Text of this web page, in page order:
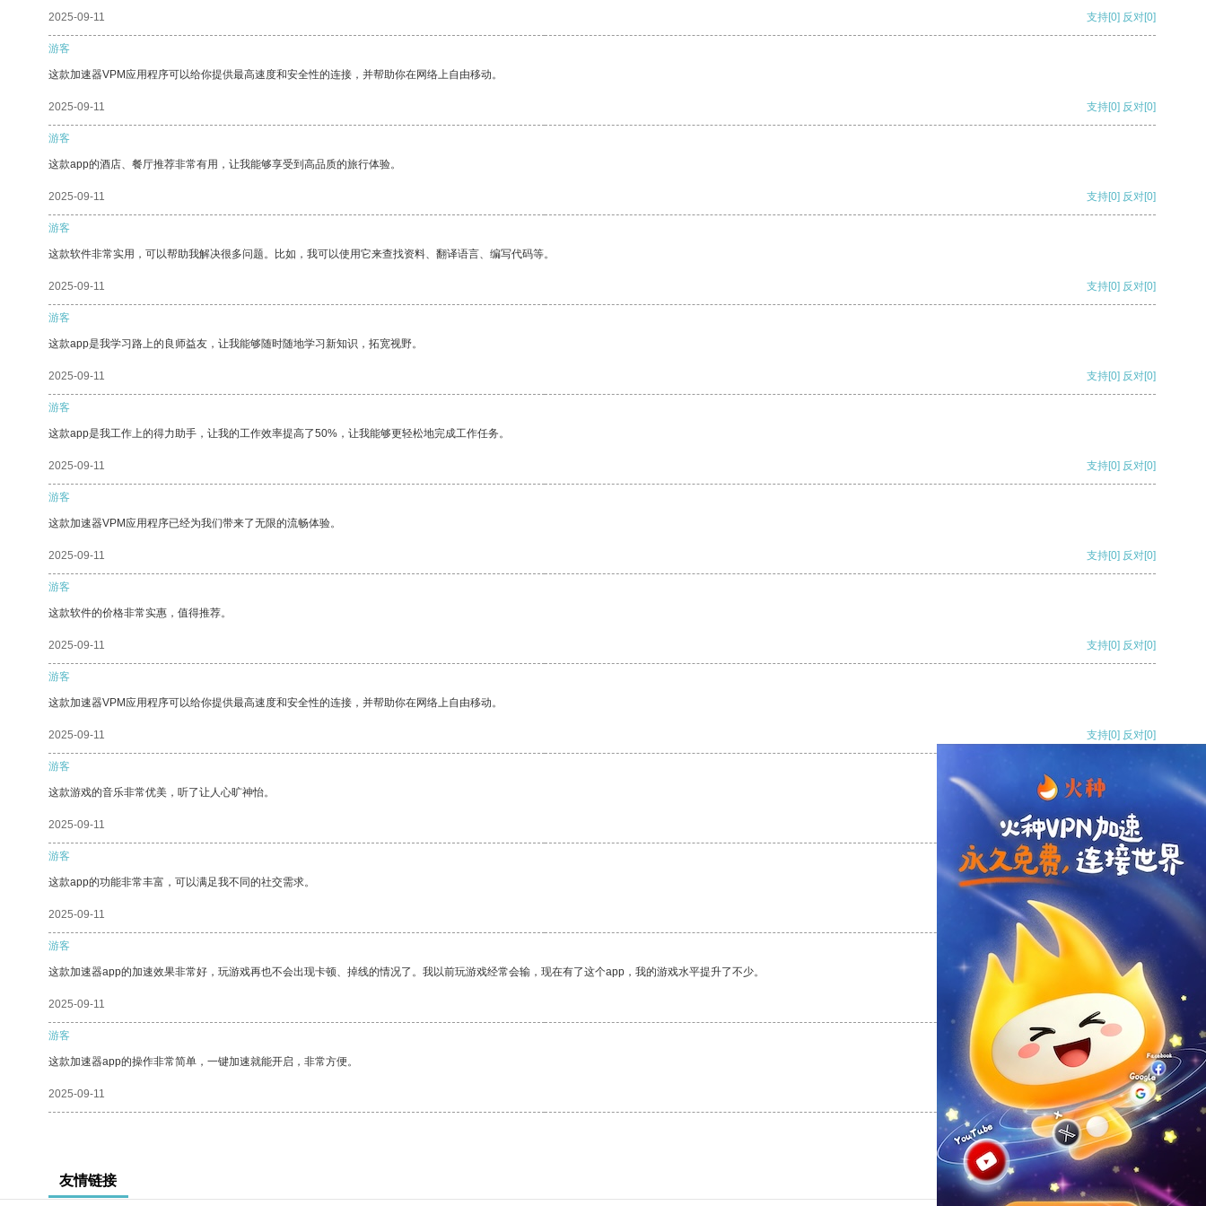
2025-09-11 支持[0] 反对[0]
游客
这款加速器VPM应用程序可以给你提供最高速度和安全性的连接，并帮助你在网络上自由移动。
2025-09-11 支持[0] 反对[0]
游客
这款app的酒店、餐厅推荐非常有用，让我能够享受到高品质的旅行体验。
2025-09-11 支持[0] 反对[0]
游客
这款软件非常实用，可以帮助我解决很多问题。比如，我可以使用它来查找资料、翻译语言、编写代码等。
2025-09-11 支持[0] 反对[0]
游客
这款app是我学习路上的良师益友，让我能够随时随地学习新知识，拓宽视野。
2025-09-11 支持[0] 反对[0]
游客
这款app是我工作上的得力助手，让我的工作效率提高了50%，让我能够更轻松地完成工作任务。
2025-09-11 支持[0] 反对[0]
游客
这款加速器VPM应用程序已经为我们带来了无限的流畅体验。
2025-09-11 支持[0] 反对[0]
游客
这款软件的价格非常实惠，值得推荐。
2025-09-11 支持[0] 反对[0]
游客
这款加速器VPM应用程序可以给你提供最高速度和安全性的连接，并帮助你在网络上自由移动。
2025-09-11 支持[0] 反对[0]
游客
这款游戏的音乐非常优美，听了让人心旷神怡。
2025-09-11 支持[0] 反对
游客
这款app的功能非常丰富，可以满足我不同的社交需求。
2025-09-11 支持
游客
这款加速器app的加速效果非常好，玩游戏再也不会出现卡顿、掉线的情况了。我以前玩游戏经常会输，现在有了这个app，我的游戏水平提升了不少。
2025-09-11 反对 [0]
游客
这款加速器app的操作非常简单，一键加速就能开启，非常方便。
2025-09-11 支持[0] 反对[0]
友情链接